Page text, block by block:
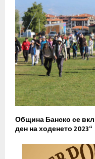
Община Банско се
ден на ходенето 2023“